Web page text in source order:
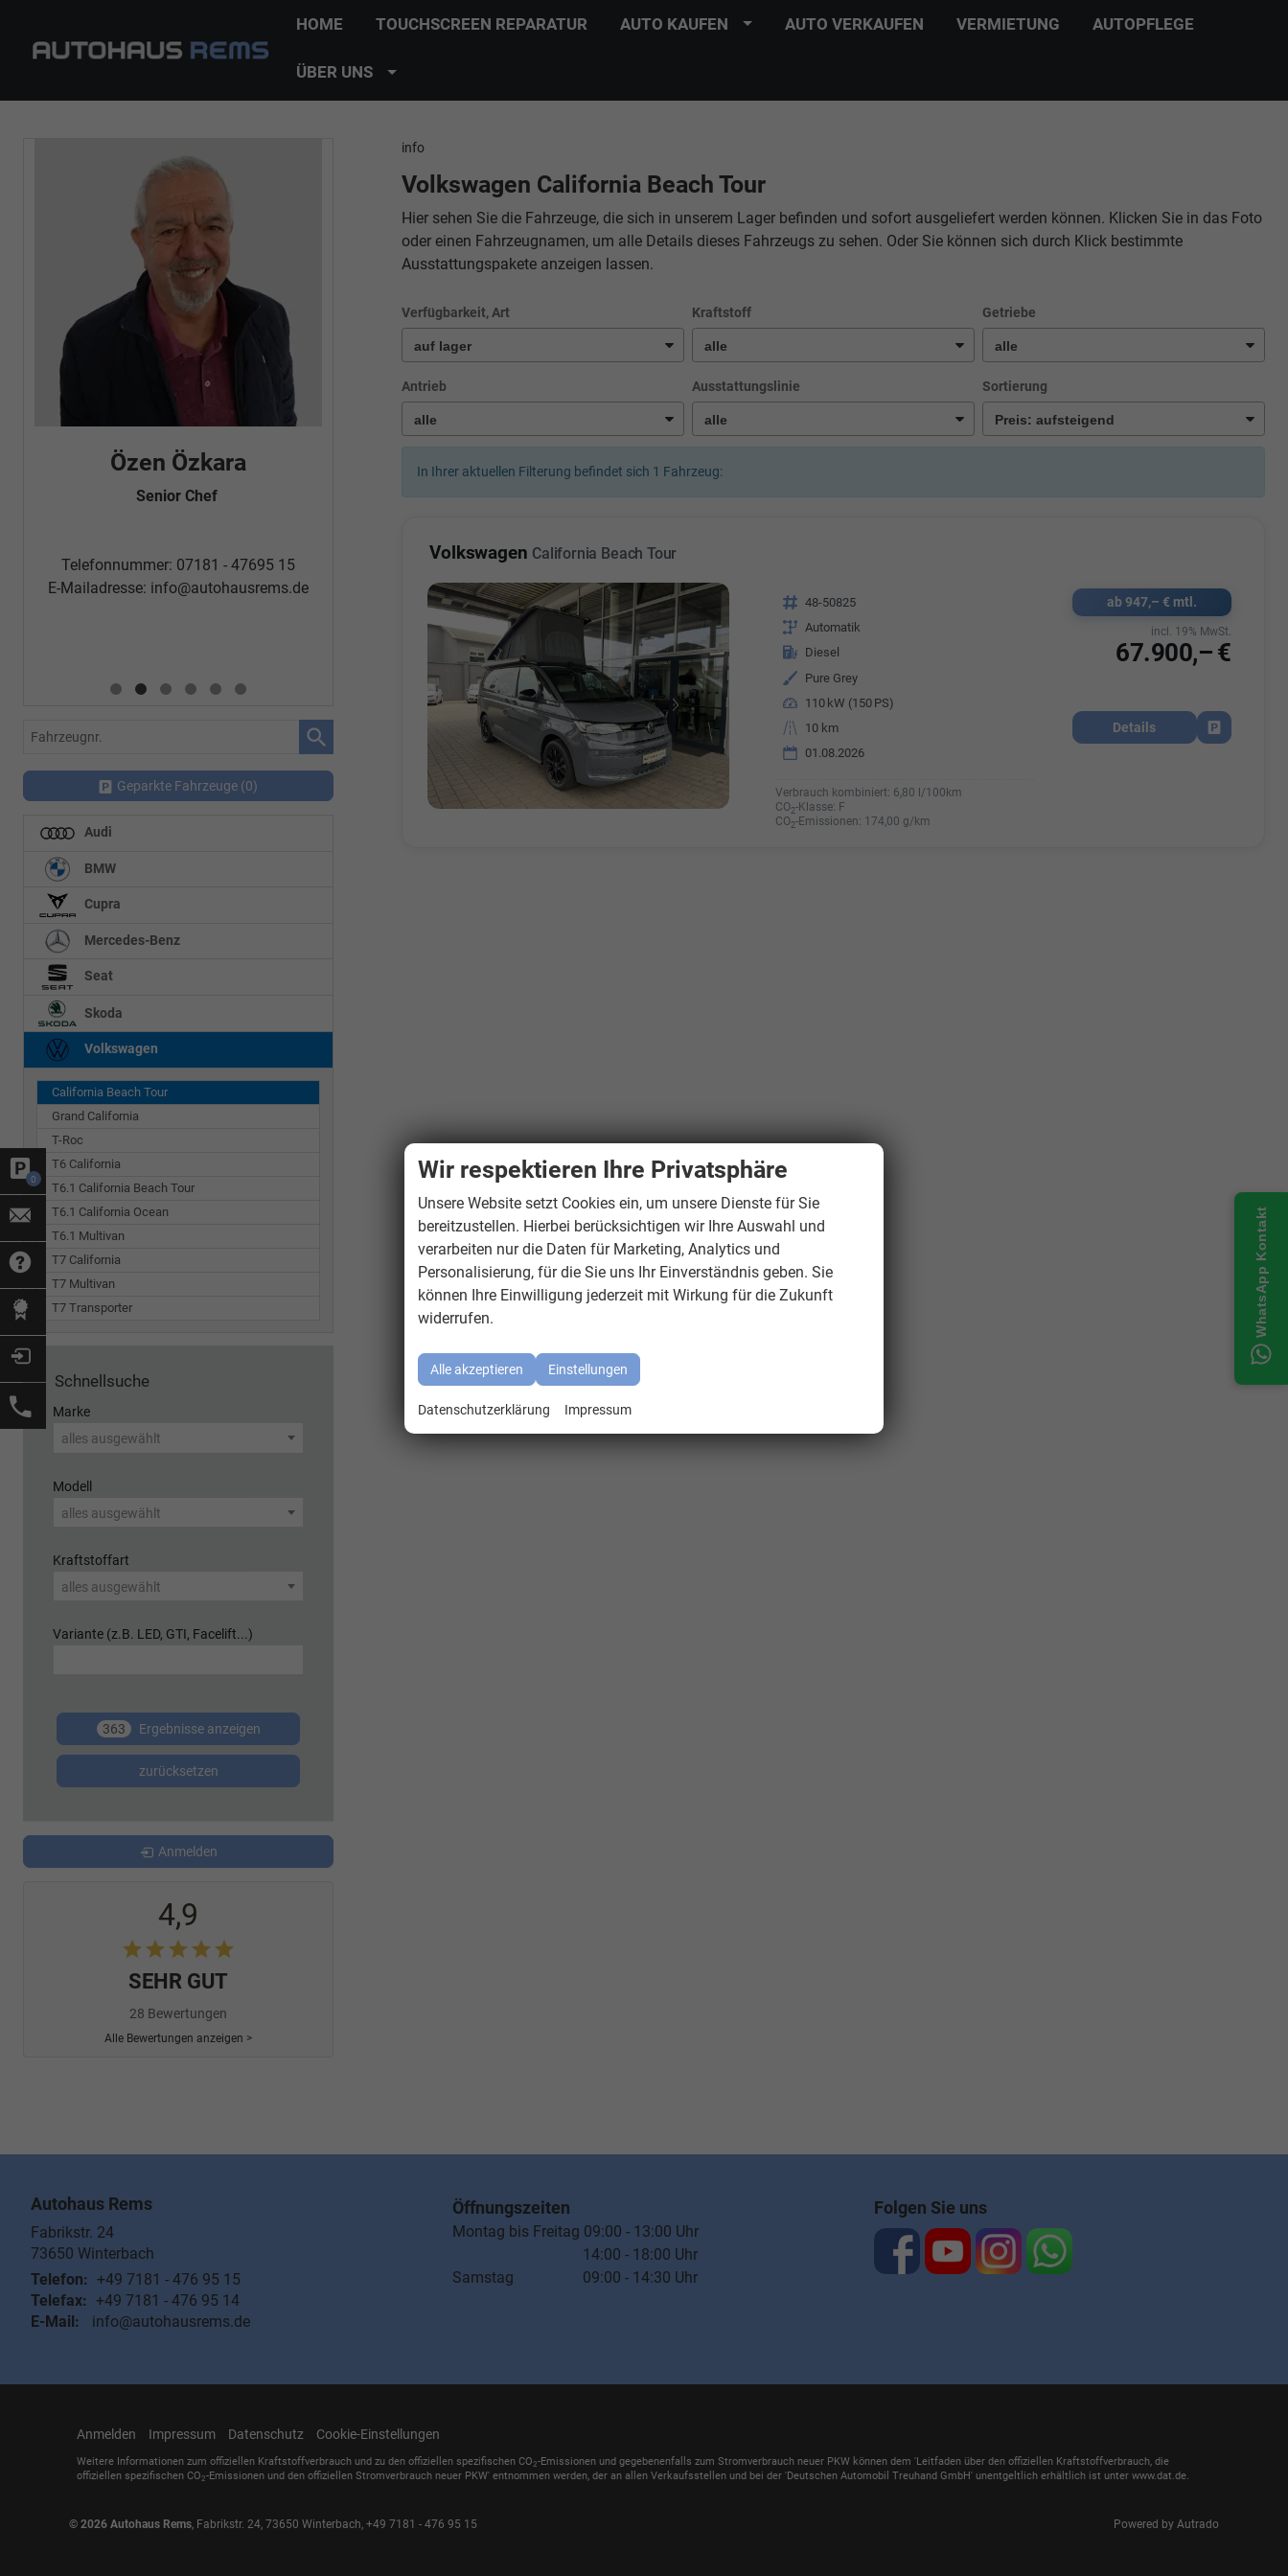
0
HOME TOUCHSCREEN REPARATUR AUTO KAUFEN AUTO VERKAUFEN VERMIETUNG AUTOPFLEGE
ÜBER UNS
info
Volkswagen California Beach Tour
Hier sehen Sie die Fahrzeuge, die sich in unserem Lager befinden und sofort ausgeliefert werden können. Klicken Sie in das Foto
oder einen Fahrzeugnamen, um alle Details dieses Fahrzeugs zu sehen. Oder Sie können sich durch Klick bestimmte
Ausstattungspakete anzeigen lassen.
Verfügbarkeit, Art Kraftstoff Getriebe
Antrieb Ausstattungslinie Sortierung
In Ihrer aktuellen Filterung befindet sich 1 Fahrzeug:
Volkswagen California Beach Tour
Fahrzeugnr. 48-50825
Getriebe Automatik
Kraftstoff Diesel
Außenfarbe Pure Grey
Leistung 110 kW (150 PS)
Kilometerstand
10 km
01.08.2026
Verbrauch kombiniert: 6,80 l/100km
CO2-Klasse: F
CO2-Emissionen: 174,00 g/km
ab 947,– € mtl.
67.900,– €
incl. 19% MwSt.
Details
Fahrzeug
Özen Özkara
Senior Chef
Telefonnummer: 07181 - 47695 15
E-Mailadresse: info@autohausrems.de
Fatma Özyürek Oguz
Automobilkaufrau -Verkauf/Einkauf
Telefonnummer: 07181 - 47695 15
E-Mailadresse:info@autohausrems.de
Özden Özkara-Budak
E-Mailadresse:
E-Mailadresse:info@autohausrems.de
Fahrzeugnr.
Geparkte Fahrzeuge (0)
Audi
BMW
Cupra
Mercedes-Benz
Seat
Skoda
Volkswagen
California Beach Tour
Grand California
T-Roc
T6 California
T6.1 California Beach Tour
T6.1 California Ocean
T6.1 Multivan
T7 California
T7 Multivan
T7 Transporter
Schnellsuche
Marke
alles ausgewählt
Modell
alles ausgewählt
Kraftstoffart
alles ausgewählt
Variante (z.B. LED, GTI, Facelift...)
363 Ergebnisse anzeigen
zurücksetzen
Anmelden
4,9
SEHR GUT
28 Bewertungen
Alle Bewertungen anzeigen >
Autohaus Rems
Fabrikstr. 24
73650 Winterbach
Telefon: +49 7181 - 476 95 15
Telefax: +49 7181 - 476 95 14
E-Mail:
info@autohausrems.de
Öffnungszeiten
Montag bis Freitag 09:00 - 13:00 Uhr
14:00 - 18:00 Uhr
Samstag 09:00 - 14:30 Uhr
Folgen Sie uns
Anmelden Impressum Datenschutz Cookie-Einstellungen
Weitere Informationen zum offiziellen Kraftstoffverbrauch und zu den offiziellen spezifischen CO2-Emissionen und gegebenenfalls zum Stromverbrauch neuer PKW können dem 'Leitfaden über den offiziellen Kraftstoffverbrauch, die
offiziellen spezifischen CO2-Emissionen und den offiziellen Stromverbrauch neuer PKW' entnommen werden, der an allen Verkaufsstellen und bei der 'Deutschen Automobil Treuhand GmbH' unentgeltlich erhältlich ist unter www.dat.de.
© 2026 Autohaus Rems Fabrikstr. 24 73650 Winterbach, +49 7181 - 476 95 15 Powered by Autrado
WhatsApp Kontakt
Wir respektieren Ihre Privatsphäre
Unsere Website setzt Cookies ein, um unsere Dienste für Sie
bereitzustellen. Hierbei berücksichtigen wir Ihre Auswahl und
verarbeiten nur die Daten für Marketing, Analytics und
Personalisierung, für die Sie uns Ihr Einverständnis geben. Sie
können Ihre Einwilligung jederzeit mit Wirkung für die Zukunft
widerrufen.
Alle akzeptieren Einstellungen
Datenschutzerklärung Impressum